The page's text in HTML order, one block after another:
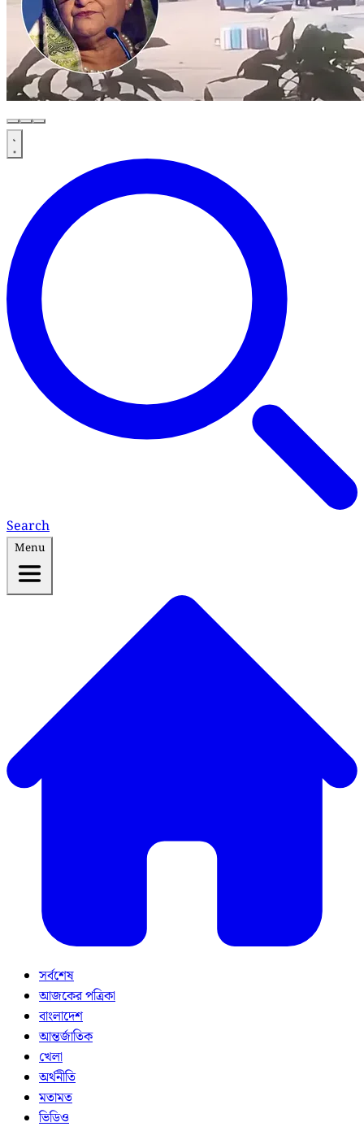
Search
Menu
সর্বশেষ
আজকের পত্রিকা
বাংলাদেশ
আন্তর্জাতিক
খেলা
অর্থনীতি
মতামত
ভিডিও